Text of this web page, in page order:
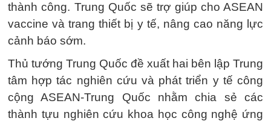
thành công. Trung Quốc sẽ trợ giúp cho ASEAN
vaccine và trang thiết bị y tế, nâng cao năng lực
cảnh báo sớm.
Thủ tướng Trung Quốc đề xuất hai bên lập Trung
tâm hợp tác nghiên cứu và phát triển y tế công
cộng ASEAN-Trung Quốc nhằm chia sẻ các
thành tựu nghiên cứu khoa học công nghệ ứng